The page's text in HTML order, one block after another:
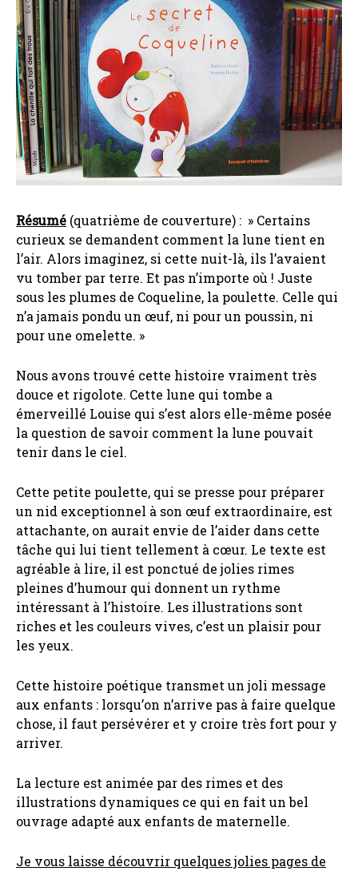
Résumé (quatrième de couverture) : » Certains
curieux se demandent comment la lune tient en
l’air. Alors imaginez, si cette nuit-là, ils l’avaient
vu tomber par terre. Et pas n’importe où ! Juste
sous les plumes de Coqueline, la poulette. Celle qui
n’a jamais pondu un œuf, ni pour un poussin, ni
pour une omelette. »
Nous avons trouvé cette histoire vraiment très
douce et rigolote. Cette lune qui tombe a
émerveillé Louise qui s’est alors elle-même posée
la question de savoir comment la lune pouvait
tenir dans le ciel.
Cette petite poulette, qui se presse pour préparer
un nid exceptionnel à son œuf extraordinaire, est
attachante, on aurait envie de l’aider dans cette
tâche qui lui tient tellement à cœur. Le texte est
agréable à lire, il est ponctué de jolies rimes
pleines d’humour qui donnent un rythme
intéressant à l’histoire. Les illustrations sont
riches et les couleurs vives, c’est un plaisir pour
les yeux.
Cette histoire poétique transmet un joli message
aux enfants : lorsqu’on n’arrive pas à faire quelque
chose, il faut persévérer et y croire très fort pour y
arriver.
La lecture est animée par des rimes et des
illustrations dynamiques ce qui en fait un bel
ouvrage adapté aux enfants de maternelle.
Je vous laisse découvrir quelques jolies pages de